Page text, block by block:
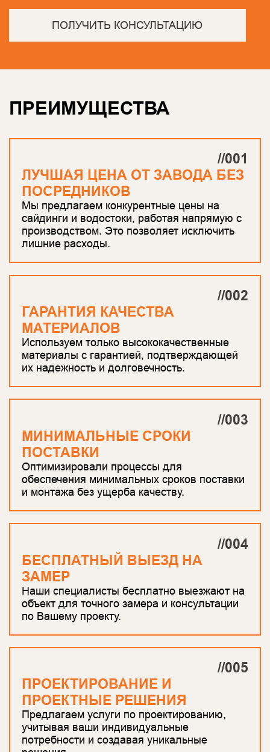
ПОЛУЧИТЬ КОНСУЛЬТАЦИЮ
ПРЕИМУЩЕСТВА
//001
ЛУЧШАЯ ЦЕНА ОТ ЗАВОДА БЕЗ
ПОСРЕДНИКОВ
Мы предлагаем конкурентные цены на
сайдинги и водостоки, работая напрямую с
производством. Это позволяет исключить
лишние расходы.
//002
ГАРАНТИЯ КАЧЕСТВА
МАТЕРИАЛОВ
Используем только высококачественные
материалы с гарантией, подтверждающей
их надежность и долговечность.
//003
МИНИМАЛЬНЫЕ СРОКИ
ПОСТАВКИ
Оптимизировали процессы для
обеспечения минимальных сроков поставки
и монтажа без ущерба качеству.
//004
БЕСПЛАТНЫЙ ВЫЕЗД НА
ЗАМЕР
Наши специалисты бесплатно выезжают на
объект для точного замера и консультации
по Вашему проекту.
//005
ПРОЕКТИРОВАНИЕ И
ПРОЕКТНЫЕ РЕШЕНИЯ
Предлагаем услуги по проектированию,
учитывая ваши индивидуальные
потребности и создавая уникальные